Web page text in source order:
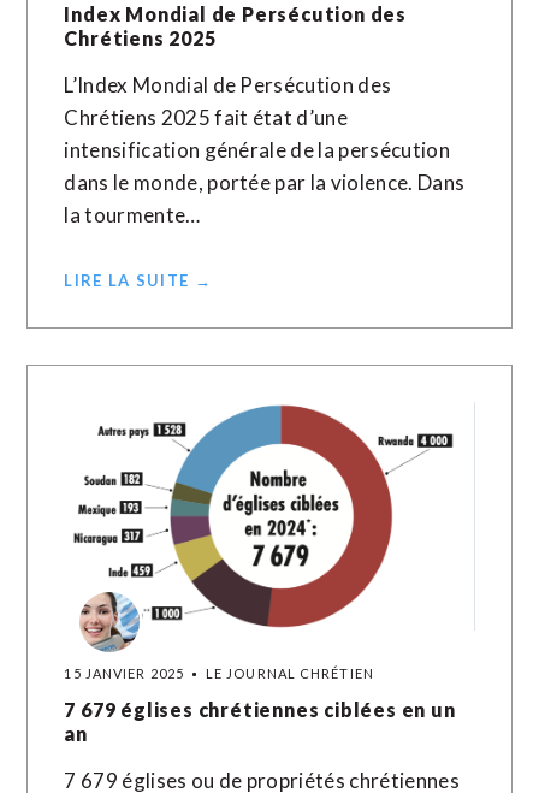
Index Mondial de Persécution des
Chrétiens 2025
L’Index Mondial de Persécution des
Chrétiens 2025 fait état d’une
intensification générale de la persécution
dans le monde, portée par la violence. Dans
la tourmente…
LIRE LA SUITE →
15 JANVIER 2025 LE JOURNAL CHRÉTIEN
7 679 églises chrétiennes ciblées en un
an
7 679 églises ou de propriétés chrétiennes